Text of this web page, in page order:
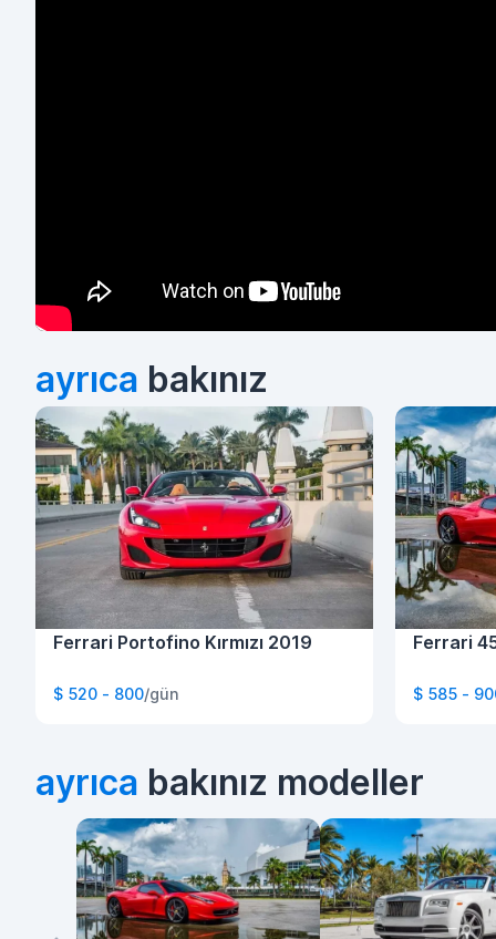
ayrıca bakınız
Ferrari Portofino Kırmızı 2019
$ 520 - 800/gün
Ferrari
$ 585 -
ayrıca bakınız modeller